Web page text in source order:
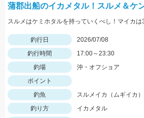
蒲郡出船のイカメタル！スルメ＆ケ
スルメはケミホタルを持っていくべし！マイカは
釣行日
2026/07/08
釣行時間
17:00～23:30
釣場
沖・オフショア
ポイント
釣魚
スルメイカ（ムギイカ
釣り方
イカメタル